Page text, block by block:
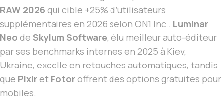
RAW 2026 qui cible +25% d’utilisateurs
supplémentaires en 2026 selon ON1 Inc.. Luminar
Neo de Skylum Software, élu meilleur auto-éditeur
par ses benchmarks internes en 2025 à Kiev,
Ukraine, excelle en retouches automatiques, tandis
que Pixlret Fotoroffrent des options gratuites pour
mobiles.